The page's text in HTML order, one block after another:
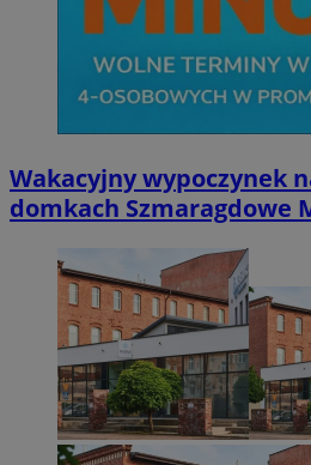
Wakacyjny wypoczynek
domkach Szmaragdowe